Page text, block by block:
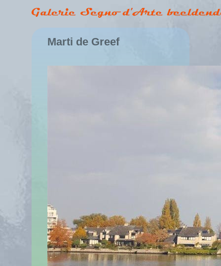
Marti de Greef